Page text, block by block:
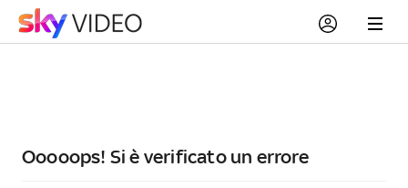
Ooooops! Si è verificato un errore